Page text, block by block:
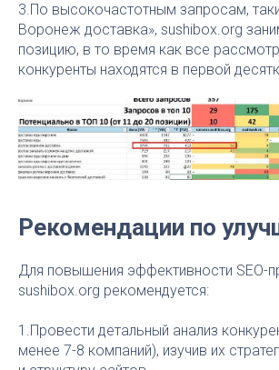
3.По высокочастотным запросам,
Воронеж доставка», sushibox.org
позицию, в то время как все
конкуренты находятся в первой
Рекомендации по
Для повышения эффективности SEO-
sushibox.org рекомендуется:
1.Провести детальный анализ
менее 7-8 компаний), изучив их